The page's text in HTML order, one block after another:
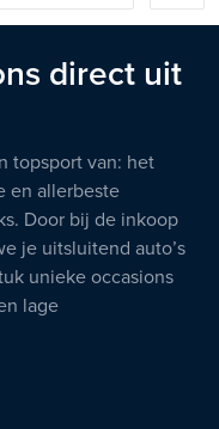
direct uit
topsport van: het
en allerbeste
Door bij de inkoop
je uitsluitend auto’s
unieke occasions
lage